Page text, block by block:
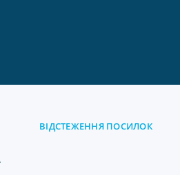
ВІДСТЕЖЕННЯ ПОСИЛОК